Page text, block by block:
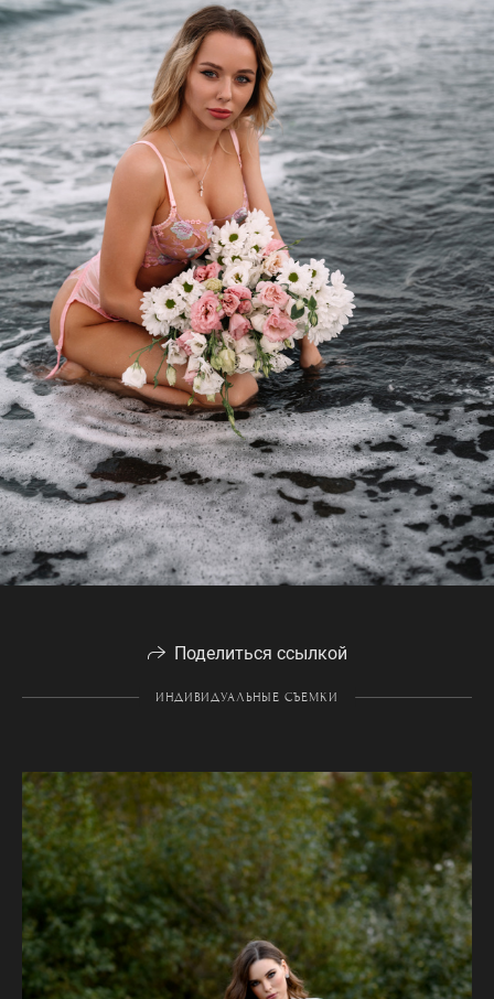
Поделиться ссылкой
ИНДИВИДУАЛЬНЫЕ СЪЕМКИ